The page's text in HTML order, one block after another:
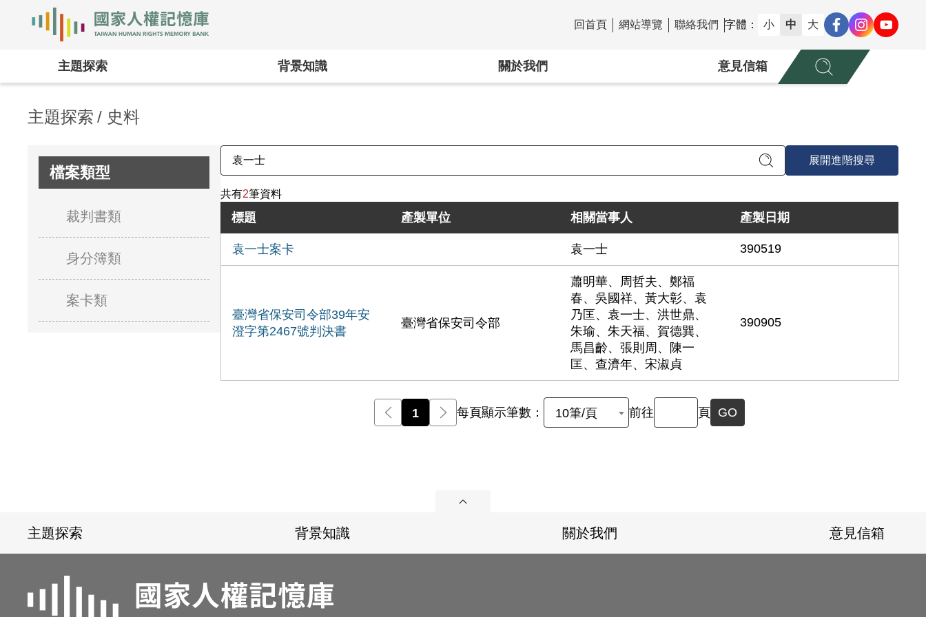
:::
回首頁 網站導覽 聯絡我們 字體： 小 中 大
主題探索 背景知識 關於我們 意見信箱
主題探索 史料
檔案類型
裁判書類
身分簿類
案卡類
展開進階搜尋
共有2筆資料
標題 產製單位 相關當事人 產製日期
袁一士案卡 袁一士 390519
臺灣省保安司令部39年安
澄字第2467號判決書
臺灣省保安司令部
蕭明華、周哲夫、鄭福
春、吳國祥、黃大彰、袁
乃匡、袁一士、洪世鼎、
朱瑜、朱天福、賀德巽、
馬昌齡、張則周、陳一
匡、查濟年、宋淑貞
390905
前一頁
1 後一頁
每頁顯示筆數： 10筆/頁 前往 頁 GO
主題探索 背景知識 關於我們 意見信箱